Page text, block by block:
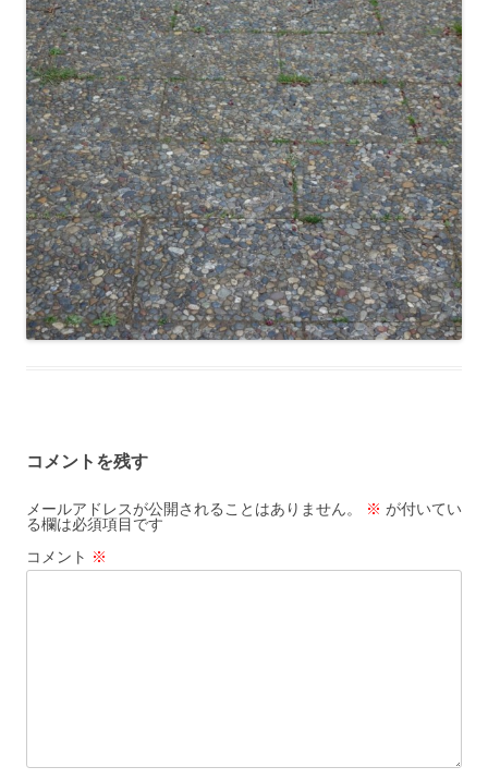
コメントを残す
メールアドレスが公開されることはありません。 ※ が付いてい
る欄は必須項目です
コメント ※